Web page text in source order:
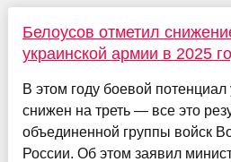
Белоусов отметил
украинской армии в 2025
В этом году боевой
снижен на треть — все это
объединенной группы войск
России. Об этом заявил